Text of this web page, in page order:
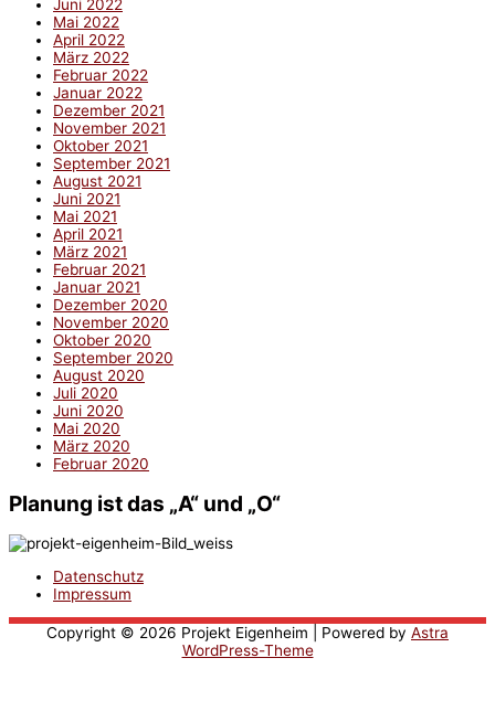
Juni 2022
Mai 2022
April 2022
März 2022
Februar 2022
Januar 2022
Dezember 2021
November 2021
Oktober 2021
September 2021
August 2021
Juni 2021
Mai 2021
April 2021
März 2021
Februar 2021
Januar 2021
Dezember 2020
November 2020
Oktober 2020
September 2020
August 2020
Juli 2020
Juni 2020
Mai 2020
März 2020
Februar 2020
Planung ist das „A“ und „O“
Datenschutz
Impressum
Copyright © 2026 Projekt Eigenheim | Powered by Astra
WordPress-Theme